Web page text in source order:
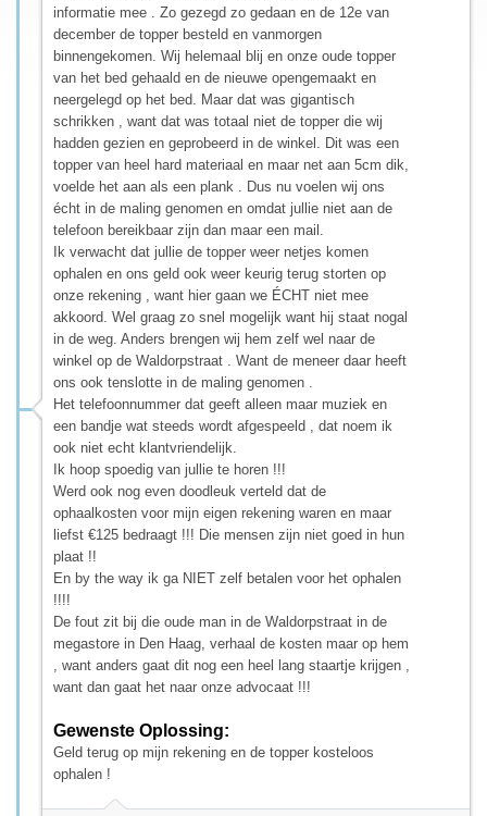
informatie mee . Zo gezegd zo gedaan en de 12e van
december de topper besteld en vanmorgen
binnengekomen. Wij helemaal blij en onze oude topper
van het bed gehaald en de nieuwe opengemaakt en
neergelegd op het bed. Maar dat was gigantisch
schrikken , want dat was totaal niet de topper die wij
hadden gezien en geprobeerd in de winkel. Dit was een
topper van heel hard materiaal en maar net aan 5cm dik,
voelde het aan als een plank . Dus nu voelen wij ons
écht in de maling genomen en omdat jullie niet aan de
telefoon bereikbaar zijn dan maar een mail.
Ik verwacht dat jullie de topper weer netjes komen
ophalen en ons geld ook weer keurig terug storten op
onze rekening , want hier gaan we ÉCHT niet mee
akkoord. Wel graag zo snel mogelijk want hij staat nogal
in de weg. Anders brengen wij hem zelf wel naar de
winkel op de Waldorpstraat . Want de meneer daar heeft
ons ook tenslotte in de maling genomen .
Het telefoonnummer dat geeft alleen maar muziek en
een bandje wat steeds wordt afgespeeld , dat noem ik
ook niet echt klantvriendelijk.
Ik hoop spoedig van jullie te horen !!!
Werd ook nog even doodleuk verteld dat de
ophaalkosten voor mijn eigen rekening waren en maar
liefst €125 bedraagt !!! Die mensen zijn niet goed in hun
plaat !!
En by the way ik ga NIET zelf betalen voor het ophalen
!!!!
De fout zit bij die oude man in de Waldorpstraat in de
megastore in Den Haag, verhaal de kosten maar op hem
, want anders gaat dit nog een heel lang staartje krijgen ,
want dan gaat het naar onze advocaat !!!
Gewenste Oplossing:
Geld terug op mijn rekening en de topper kosteloos
ophalen !